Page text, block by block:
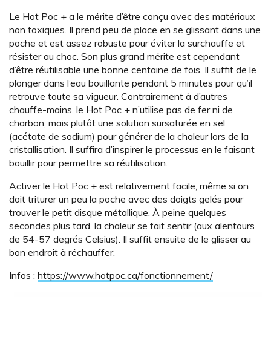
Le Hot Poc + a le mérite d’être conçu avec des matériaux
non toxiques. Il prend peu de place en se glissant dans une
poche et est assez robuste pour éviter la surchauffe et
résister au choc. Son plus grand mérite est cependant
d’être réutilisable une bonne centaine de fois. Il suffit de le
plonger dans l’eau bouillante pendant 5 minutes pour qu’il
retrouve toute sa vigueur. Contrairement à d’autres
chauffe-mains, le Hot Poc + n’utilise pas de fer ni de
charbon, mais plutôt une solution sursaturée en sel
(acétate de sodium) pour générer de la chaleur lors de la
cristallisation. Il suffira d’inspirer le processus en le faisant
bouillir pour permettre sa réutilisation.
Activer le Hot Poc + est relativement facile, même si on
doit triturer un peu la poche avec des doigts gelés pour
trouver le petit disque métallique. À peine quelques
secondes plus tard, la chaleur se fait sentir (aux alentours
de 54-57 degrés Celsius). Il suffit ensuite de le glisser au
bon endroit à réchauffer.
Infos : https://www.hotpoc.ca/fonctionnement/